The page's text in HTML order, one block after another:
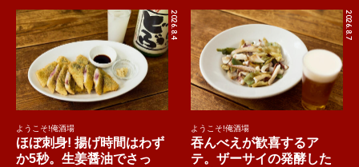
2026.8.4
ようこそ!俺酒場
ほぼ刺身! 揚げ時間はわず
か5秒。生姜醤油でさっ
2026.8.7
ようこそ!俺酒場
吞んべえが歓喜するア
テ。ザーサイの発酵した